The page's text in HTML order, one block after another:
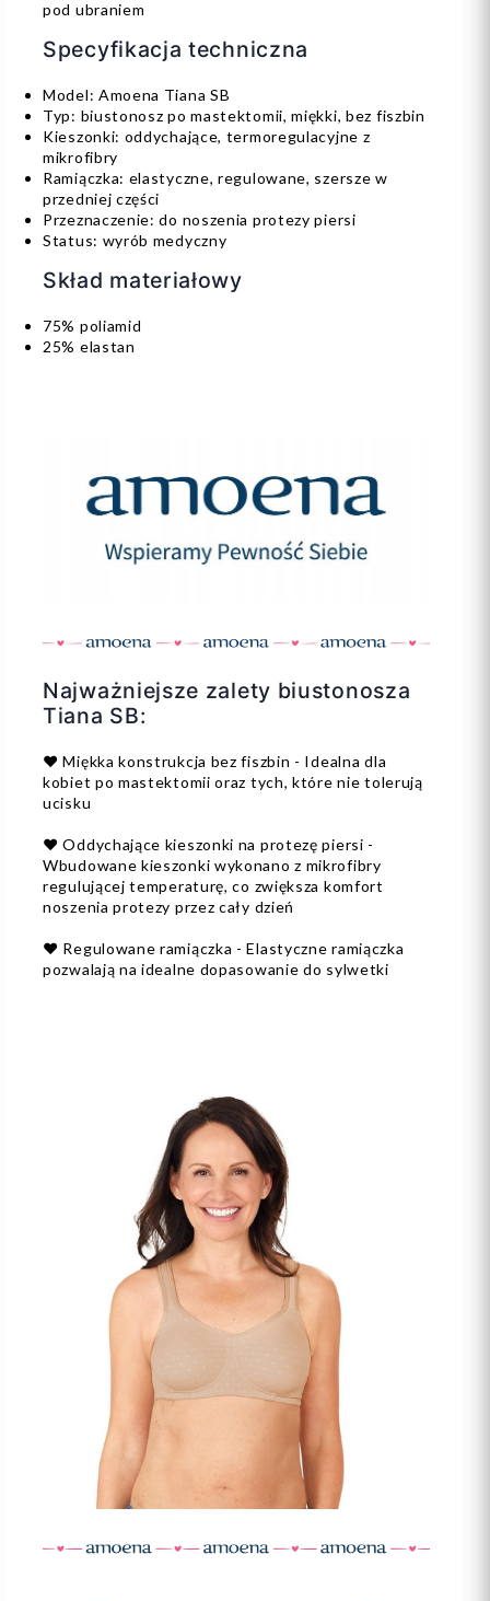
pod ubraniem
Specyfikacja techniczna
Model: Amoena Tiana SB
Typ: biustonosz po mastektomii, miękki, bez fiszbin
Kieszonki: oddychające, termoregulacyjne z
mikrofibry
Ramiączka: elastyczne, regulowane, szersze w
przedniej części
Przeznaczenie: do noszenia protezy piersi
Status: wyrób medyczny
Skład materiałowy
75% poliamid
25% elastan
Najważniejsze zalety biustonosza
Tiana SB:
❤️ Miękka konstrukcja bez fiszbin - Idealna dla
kobiet po mastektomii oraz tych, które nie tolerują
ucisku
❤️ Oddychające kieszonki na protezę piersi -
Wbudowane kieszonki wykonano z mikrofibry
regulującej temperaturę, co zwiększa komfort
noszenia protezy przez cały dzień
❤️ Regulowane ramiączka - Elastyczne ramiączka
pozwalają na idealne dopasowanie do sylwetki